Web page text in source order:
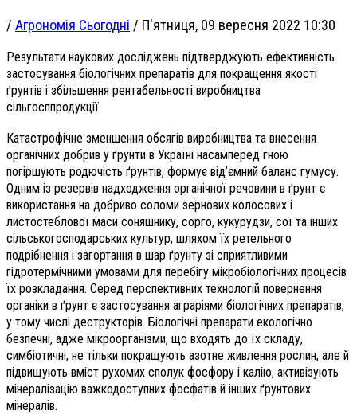
/ Агрономія Сьогодні / П'ятниця, 09 вересня 2022 10:30
Результати наукових досліджень підтверджують ефективність
застосування біологічних препаратів для покращення якості
ґрунтів і збільшення рентабельності виробництва
сільгосппродукції
Катастрофічне зменшення обсягів виробництва та внесення
органічних добрив у ґрунти в Україні насамперед гною
погіршують родючість ґрунтів, формує від’ємний баланс гумусу.
Одним із резервів надходження органічної речовини в ґрунт є
використання на добриво соломи зернових колосових і
листостеблової маси соняшнику, сорго, кукурудзи, сої та інших
сільськогосподарських культур, шляхом їх ретельного
подрібнення і загортання в шар ґрунту зі сприятливими
гідротермічними умовами для перебігу мікробіологічних процесів
їх розкладання. Серед перспективних технологій повернення
органіки в ґрунт є застосування аграріями біологічних препаратів,
у тому числі деструкторів. Біологічні препарати екологічно
безпечні, адже мікроорганізми, що входять до їх складу,
симбіотичні, не тільки покращують азотне живлення рослин, але й
підвищують вміст рухомих сполук фосфору і калію, активізують
мінералізацію важкодоступних фосфатів й інших ґрунтових
мінералів.